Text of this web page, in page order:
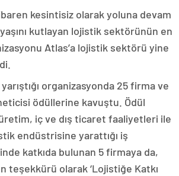
kesintisiz olarak yoluna devam
yaşını kutlayan lojistik sektörünün en
Atlas’a lojistik sektörü yine
organizasyonda 25 firma ve
ödüllerine kavuştu. Ödül
iç ve dış ticaret faaliyetleri ile
endüstrisine yarattığı iş
katkıda bulunan 5 firmaya da,
teşekkürü olarak ‘Lojistiğe Katkı